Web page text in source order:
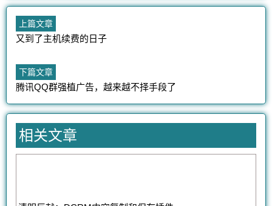
文
导
航
上篇文章
篇
又到了主机续费的日子
下篇文章
篇
文
章：
腾讯QQ群强植广告，越来越不择手段了
相关文章